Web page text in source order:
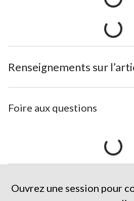
Renseignements sur
Foire aux questions
Ouvrez une session pour